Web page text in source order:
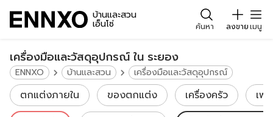
บ้านและสวน
เอ็นโซ่ ค้นหา ลงขายเมนู
เครื่องมือและวัสดุอุปกรณ์ ใน ระยอง
ENNXO บ้านและสวน เครื่องมือและวัสดุอุปกรณ์
ตกแต่งภายใน ของตกแต่ง เครื่องครัว เฟ